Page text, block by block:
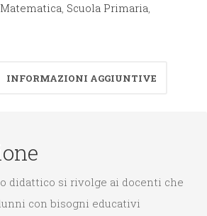
Matematica, Scuola Primaria,
INFORMAZIONI AGGIUNTIVE
didattico si rivolge ai docenti che
con bisogni educativi